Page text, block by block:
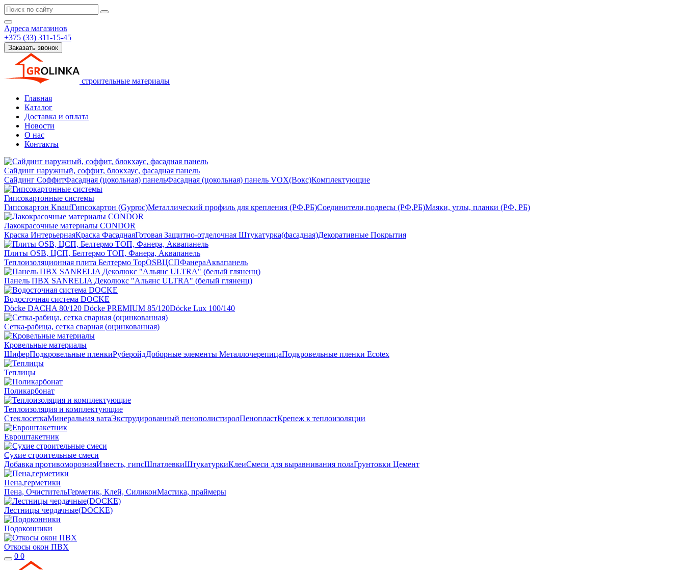
Адреса магазинов
+375 (33) 311-15-45
Заказать звонок
строительные материалы
Главная
Каталог
Доставка и оплата
Новости
О нас
Контакты
Сайдинг наружный, соффит, блокхаус, фасадная панель
Сайдинг СоффитФасадная (цокольная) панельФасадная (цокольная) панель VOX(Вокс)Комплектующие
Гипсокартонные системы
Гипсокартон KnaufГипсокартон (Gyproc)Металлический профиль для крепления (РФ,РБ)Соединители,подвесы (РФ,РБ)Маяки, углы, планки (РФ, РБ)
Лакокрасочные материалы CONDOR
Краска ИнтерьернаяКраска ФасаднаяГотовая Защитно-отделочная Штукатурка(фасадная)Декоративные Покрытия
Плиты OSB, ЦСП, Белтермо ТОП, Фанера, Аквапанель
Теплоизоляционная плита Белтермо TopOSBЦСПФанераАквапанель
Панель ПВХ SANRELIA Деколюкс "Альянс ULTRA" (белый гляненц)
Водосточная система DOCKE
Döсkе DACHA 80/120 Döcke PREMIUM 85/120Döсkе Luх 100/140
Сетка-рабица, сетка сварная (оцинкованная)
Кровельные материалы
ШиферПодкровельные пленкиРуберойдДоборные элементы МеталлочерепицаПодкровельные пленки Ecotex
Теплицы
Поликарбонат
Теплоизоляция и комплектующие
СтеклосеткаМинеральная ватаЭкструдированный пенополистиролПенопластКрепеж к теплоизоляции
Евроштакетник
Сухие строительные смеси
Добавка противоморознаяИзвесть, гипсШпатлевкиШтукатуркиКлеиСмеси для выравнивания полаГрунтовки Цемент
Пена,герметики
Пена, ОчистительГерметик, Клей, СиликонМастика, праймеры
Лестницы чердачные(DOCKE)
Подоконники
Откосы окон ПВХ
0 0